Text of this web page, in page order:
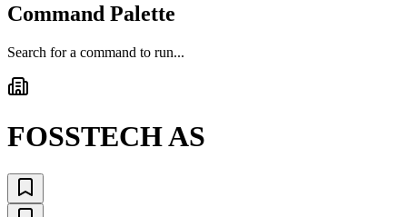
Command Palette
Search for a command to run...
FOSSTECH AS